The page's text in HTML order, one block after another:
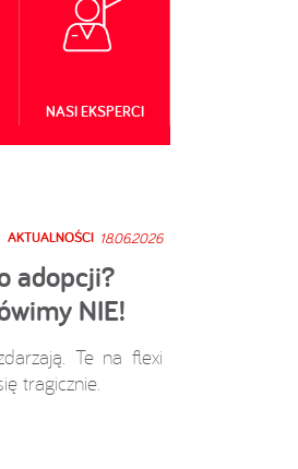
NASI EKSPERCI
AKTUALNOŚCI 18.06.2026
adopcji?
NIE!
Te na flexi
tragicznie.